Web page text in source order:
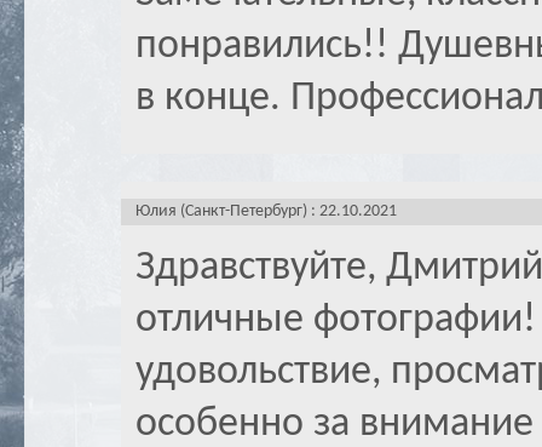
понравились!!
в конце.
Юлия (Санкт-Петербург) : 22.10.2021
Здравствуйте,
отличные
удовольствие,
особенно за